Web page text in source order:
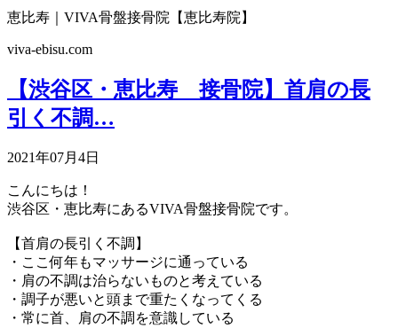
恵比寿｜VIVA骨盤接骨院【恵比寿院】
viva-ebisu.com
【渋谷区・恵比寿 接骨院】首肩の長
引く不調…
2021年07月4日
こんにちは！
渋谷区・恵比寿にあるVIVA骨盤接骨院です。
【首肩の長引く不調】
・ここ何年もマッサージに通っている
・肩の不調は治らないものと考えている
・調子が悪いと頭まで重たくなってくる
・常に首、肩の不調を意識している